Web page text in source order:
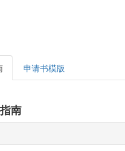
申请书模版
南